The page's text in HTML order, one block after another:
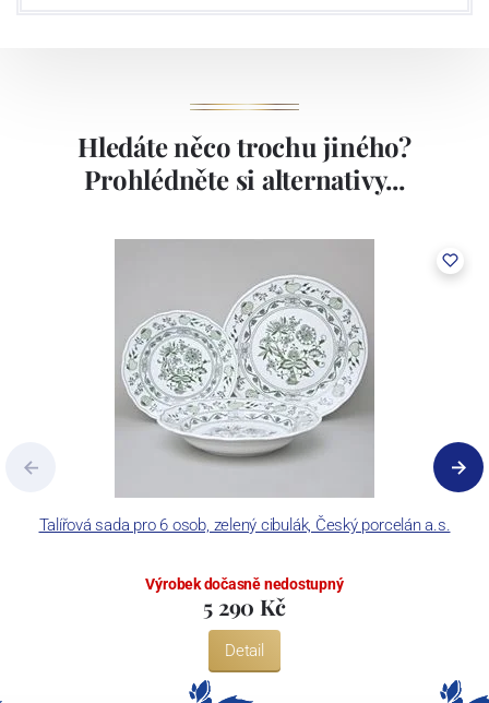
Hledáte něco trochu jiného?
Prohlédněte si alternativy...
Talířová sada pro 6 osob, zelený cibulák, Český porcelán a.s.
Výrobek dočasně nedostupný
5 290 Kč
Detail